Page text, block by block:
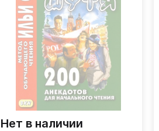
Нет в наличии